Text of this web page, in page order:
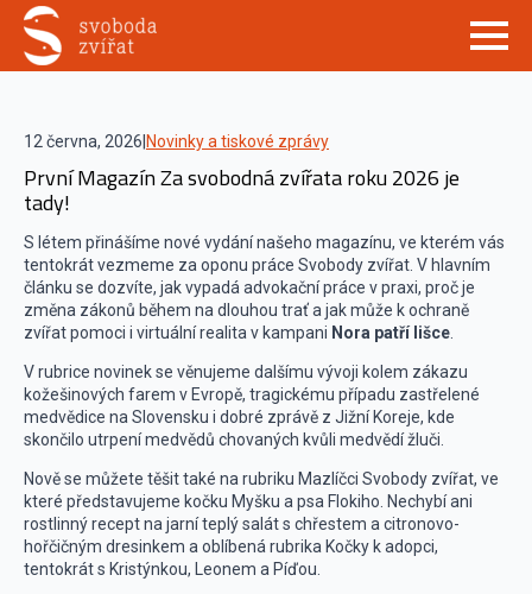
12 června, 2026 Novinky a tiskové zprávy
První Magazín Za svobodná zvířata roku 2026 je
tady!
S létem přinášíme nové vydání našeho magazínu, ve kterém vás
tentokrát vezmeme za oponu práce Svobody zvířat. V hlavním
článku se dozvíte, jak vypadá advokační práce v praxi, proč je
změna zákonů během na dlouhou trať a jak může k ochraně
zvířat pomoci i virtuální realita v kampani Nora patří lišce
V rubrice novinek se věnujeme dalšímu vývoji kolem zákazu
kožešinových farem v Evropě, tragickému případu zastřelené
medvědice na Slovensku i dobré zprávě z Jižní Koreje, kde
skončilo utrpení medvědů chovaných kvůli medvědí žluči.
Nově se můžete těšit také na rubriku Mazlíčci Svobody zvířat, ve
které představujeme kočku Myšku a psa Flokiho. Nechybí ani
rostlinný recept na jarní teplý salát s chřestem a citronovo-
hořčičným dresinkem a oblíbená rubrika Kočky k adopci,
tentokrát s Kristýnkou, Leonem a Píďou.